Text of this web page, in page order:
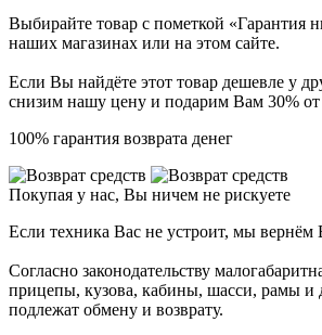
Выбирайте товар с пометкой «Гарантия
наших магазинах или на этом сайте.
Если Вы найдёте этот товар дешевле у
снизим нашу цену и подарим Вам 30%
100% гарантия возврата денег
Покупая у нас, Вы ничем не рискуете
Если техника Вас не устроит, мы вернём
Согласно законодательству
прицепы, кузова, кабины, шасси, рамы и
подлежат обмену и возврату.